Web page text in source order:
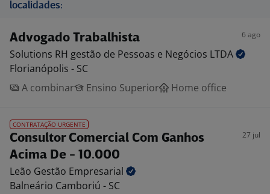
localidades:
Advogado Trabalhista 6 ago
Solutions RH gestão de Pessoas e Negócios LTDA
Florianópolis - SC
A combinar
Ensino Superior Home office
CONTRATAÇÃO URGENTE
Consultor Comercial Com Ganhos
Acima De - 10.000
27 jul
Leão Gestão Empresarial
Balneário Camboriú - SC